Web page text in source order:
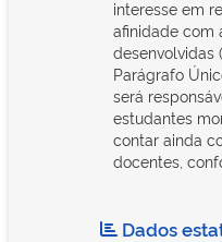
interesse em
afinidade com
desenvolvidas
Parágrafo
será
estudantes
contar ainda
docentes,
Dados